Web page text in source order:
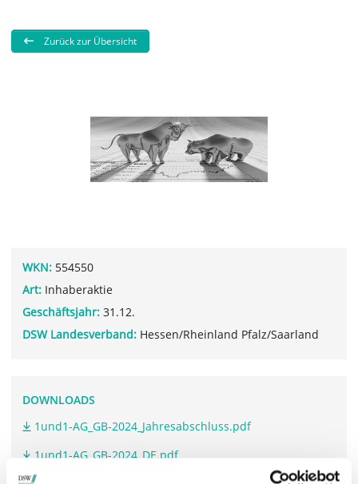
Zurück zur Übersicht
WKN: 554550
Art: Inhaberaktie
Geschäftsjahr: 31.12.
DSW Landesverband: Hessen/Rheinland Pfalz/Saarland
DOWNLOADS
1und1-AG_GB-2024_Jahresabschluss.pdf
1und1-AG_GB-2024_DE.pdf